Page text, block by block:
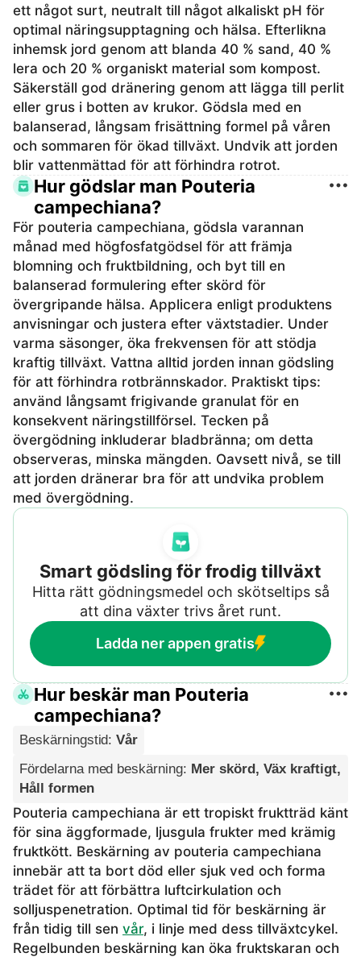
ett något surt, neutralt till något alkaliskt pH för
optimal näringsupptagning och hälsa. Efterlikna
inhemsk jord genom att blanda 40 % sand, 40 %
lera och 20 % organiskt material som kompost.
Säkerställ god dränering genom att lägga till perlit
eller grus i botten av krukor. Gödsla med en
balanserad, långsam frisättning formel på våren
och sommaren för ökad tillväxt. Undvik att jorden
blir vattenmättad för att förhindra rotrot.
Hur gödslar man Pouteria
campechiana?
För pouteria campechiana, gödsla varannan
månad med högfosfatgödsel för att främja
blomning och fruktbildning, och byt till en
balanserad formulering efter skörd för
övergripande hälsa. Applicera enligt produktens
anvisningar och justera efter växtstadier. Under
varma säsonger, öka frekvensen för att stödja
kraftig tillväxt. Vattna alltid jorden innan gödsling
för att förhindra rotbrännskador. Praktiskt tips:
använd långsamt frigivande granulat för en
konsekvent näringstillförsel. Tecken på
övergödning inkluderar bladbränna; om detta
observeras, minska mängden. Oavsett nivå, se till
att jorden dränerar bra för att undvika problem
med övergödning.
Smart gödsling för frodig tillväxt
Hitta rätt gödningsmedel och skötseltips så
att dina växter trivs året runt.
Ladda ner appen gratis
Hur beskär man Pouteria
campechiana?
Beskärningstid: Vår
Fördelarna med beskärning: Mer skörd, Väx kraftigt,
Håll formen
Pouteria campechiana är ett tropiskt fruktträd känt
för sina äggformade, ljusgula frukter med krämig
fruktkött. Beskärning av pouteria campechiana
innebär att ta bort död eller sjuk ved och forma
trädet för att förbättra luftcirkulation och
solljuspenetration. Optimal tid för beskärning är
från tidig till sen vår, i linje med dess tillväxtcykel.
Regelbunden beskärning kan öka fruktskaran och